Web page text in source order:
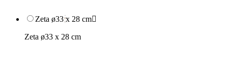
Zeta ø33 x 28 cm
Zeta ø33 x 28 cm